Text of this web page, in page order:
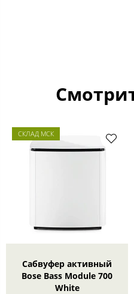
СКЛАД МСК
Сабвуфер активный
Bose Bass Module 700
White